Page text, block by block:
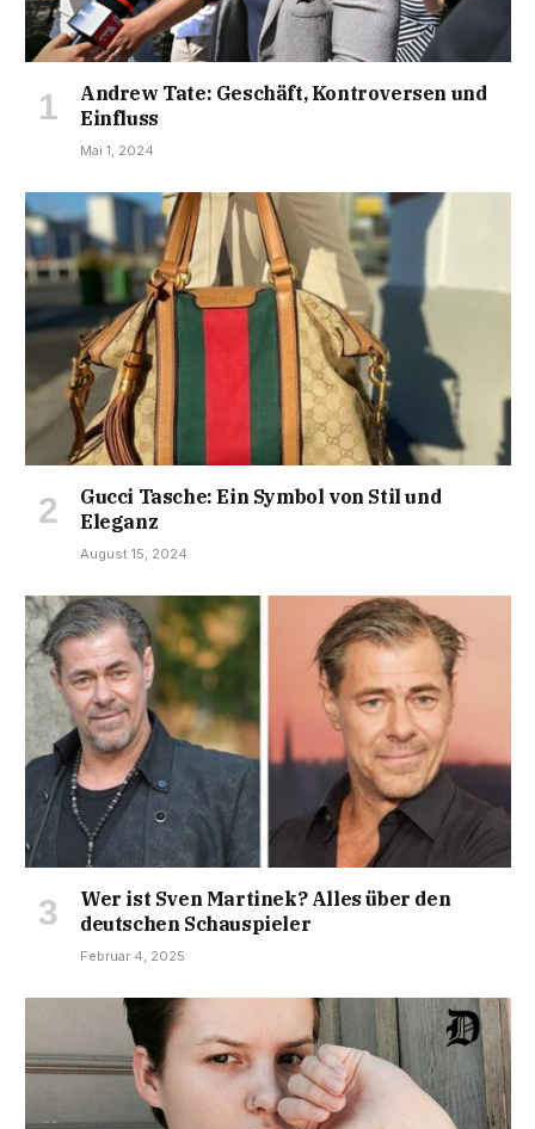
Andrew Tate: Geschäft, Kontroversen und
Einfluss
Mai 1, 2024
Gucci Tasche: Ein Symbol von Stil und
Eleganz
August 15, 2024
Wer ist Sven Martinek? Alles über den
deutschen Schauspieler
Februar 4, 2025